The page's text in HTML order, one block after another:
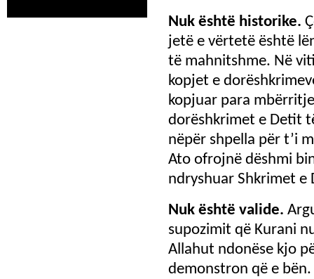
Nuk është historike.
jetë e vërtetë është
të mahnitshme. Në
kopjet e
kopjuar para
dorëshkrimet e Detit
nëpër shpella për t’i
Ato ofrojnë dëshmi
ndryshuar Shkrimet e
Nuk është valide.
supozimit që Kurani
Allahut ndonëse kjo
demonstron që e